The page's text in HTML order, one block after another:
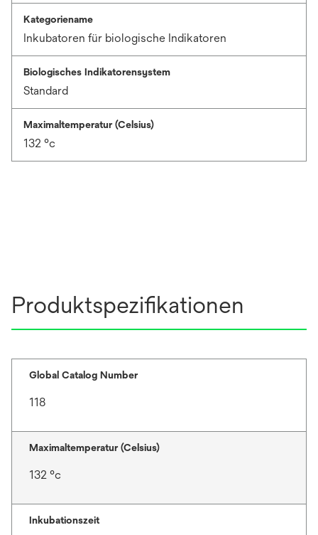
Kategoriename
Inkubatoren für biologische Indikatoren
Biologisches Indikatorensystem
Standard
Maximaltemperatur (Celsius)
132 °c
Produktspezifikationen
Global Catalog Number
118
Maximaltemperatur (Celsius)
132 °c
Inkubationszeit